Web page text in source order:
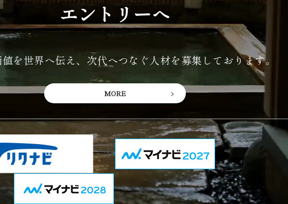
エントリーへ
を世界へ伝え、 次代へつなぐ人材を募集しております。
MORE